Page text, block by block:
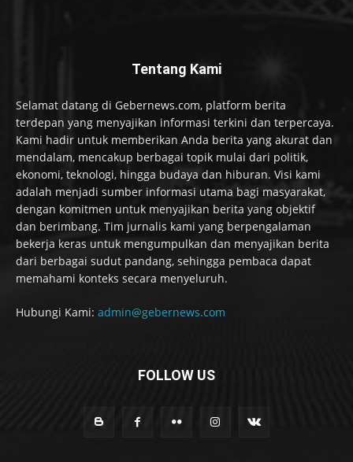
Tentang Kami
Selamat datang di Gebernews.com, platform berita
terdepan yang menyajikan informasi terkini dan terpercaya.
Kami hadir untuk memberikan Anda berita yang akurat dan
mendalam, mencakup berbagai topik mulai dari politik,
ekonomi, teknologi, hingga budaya dan hiburan. Visi kami
adalah menjadi sumber informasi utama bagi masyarakat,
dengan komitmen untuk menyajikan berita yang objektif
dan berimbang. Tim jurnalis kami yang berpengalaman
bekerja keras untuk mengumpulkan dan menyajikan berita
dari berbagai sudut pandang, sehingga pembaca dapat
memahami konteks secara menyeluruh.
Hubungi Kami: admin@gebernews.com
FOLLOW US